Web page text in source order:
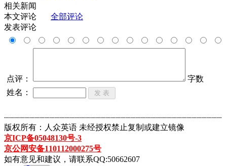
相关新闻
本文评论
全部评论
发表评论
点评：
字数
姓名：
┈┈┈┈┈┈┈┈┈┈┈┈┈┈┈┈┈┈┈┈┈┈┈┈┈┈┈┈┈┈┈┈┈┈┈┈┈┈┈┈┈┈┈
版权所有：人众英语 未经授权禁止复制或建立镜像
京ICP备05048130号-3
京公网安备110112000275号
如有意见和建议，请联系QQ:50662607